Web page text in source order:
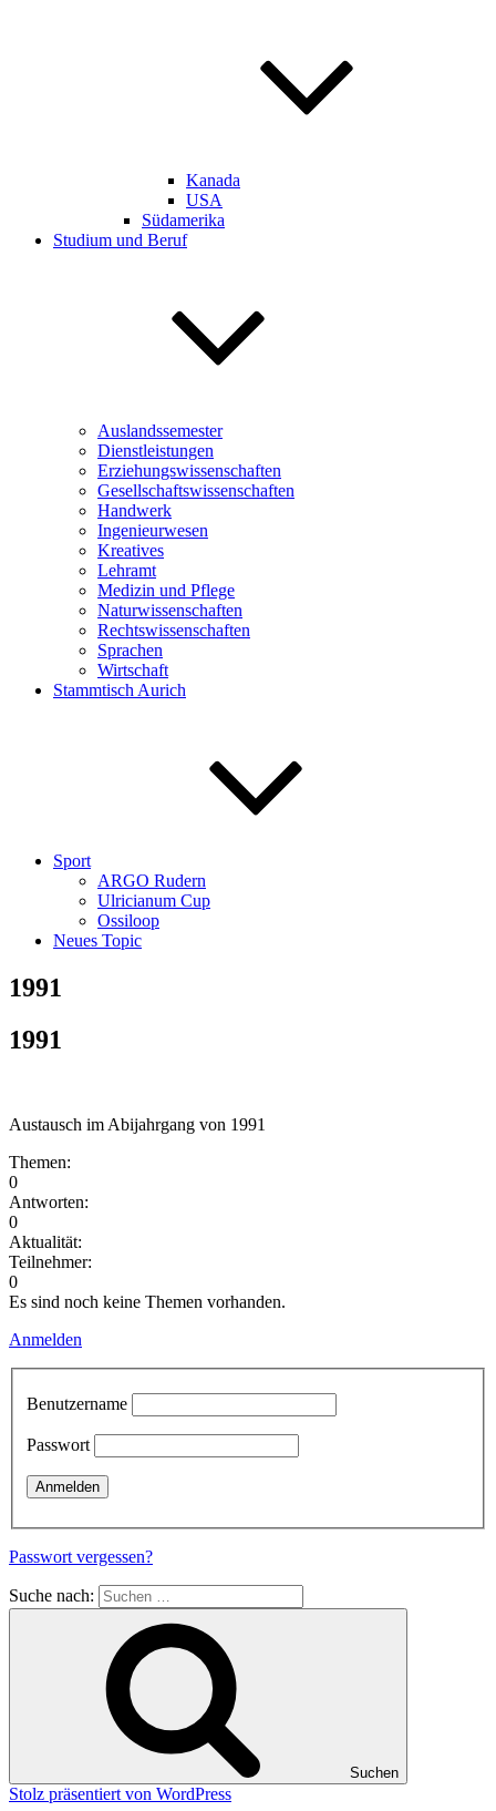
Kanada
USA
Südamerika
Studium und Beruf
Auslandssemester
Dienstleistungen
Erziehungswissenschaften
Gesellschaftswissenschaften
Handwerk
Ingenieurwesen
Kreatives
Lehramt
Medizin und Pflege
Naturwissenschaften
Rechtswissenschaften
Sprachen
Wirtschaft
Stammtisch Aurich
Sport
ARGO Rudern
Ulricianum Cup
Ossiloop
Neues Topic
1991
1991
Austausch im Abijahrgang von 1991
Themen:
0
Antworten:
0
Aktualität:
Teilnehmer:
0
Es sind noch keine Themen vorhanden.
Anmelden
Benutzername
Passwort
Passwort vergessen?
Suche nach:
Suchen
Stolz präsentiert von WordPress